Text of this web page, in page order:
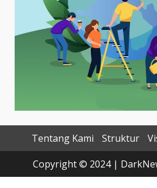
Tentang Kami Struktur
Copyright © 2024 |